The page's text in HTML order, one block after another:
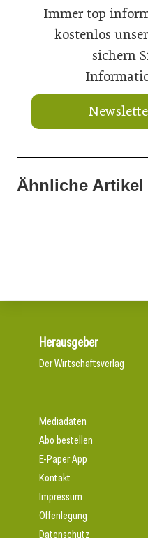
Immer top
kostenlos
sichern
Ähnliche Artikel
21. Juli 2026
Herausgeber
Der Wirtschaftsverlag
Mediadaten
Abo bestellen
E-Paper App
Kontakt
Impressum
Offenlegung
Datenschutz